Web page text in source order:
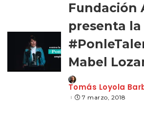
Fundación
presenta
Mabel
Posted
by
Tomás Loyola
7 marzo, 2018